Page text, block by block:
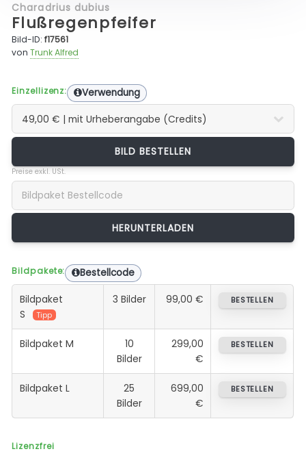
Charadrius dubius
Flußregenpfeifer
Bild-ID:f17561
vonTrunk Alfred
Einzellizenz: Verwendung
BILD BESTELLEN
Preise exkl. USt.
Bildpakete: Bestellcode
Bildpaket
S
Tipp
3 Bilder 99,00 € BESTELLEN
Bildpaket M
10
Bilder
299,00
€
BESTELLEN
Bildpaket L
25
Bilder
699,00
€
BESTELLEN
Lizenzfrei